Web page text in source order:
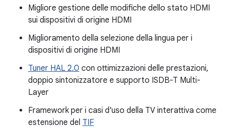
Migliore gestione delle modifiche dello stato HDMI
sui dispositivi di origine HDMI
Miglioramento della selezione della lingua per i
dispositivi di origine HDMI
Tuner HAL 2.0 con ottimizzazioni delle prestazioni,
doppio sintonizzatore e supporto ISDB-T Multi-
Layer
Framework per i casi d'uso della TV interattiva come
estensione del TIF